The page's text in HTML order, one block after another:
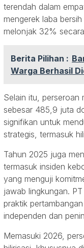
terendah dalam
mengerek laba
melonjak 32%
Berita Pilihan :
Warga Berhasil
Selain itu, perseroan
sebesar 485,9 juta
signifikan untuk
strategis, termasuk
Tahun 2025 juga
termasuk insiden
yang menguji
jawab lingkungan.
praktik
independen dan
Memasuki 2026,